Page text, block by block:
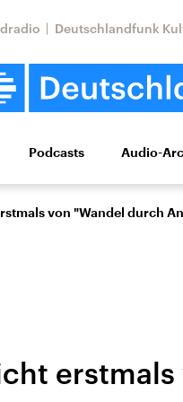
Deutschlandfunk
Wissen Kultur
Iran
Podcasts Audio-
von "Wandel durch